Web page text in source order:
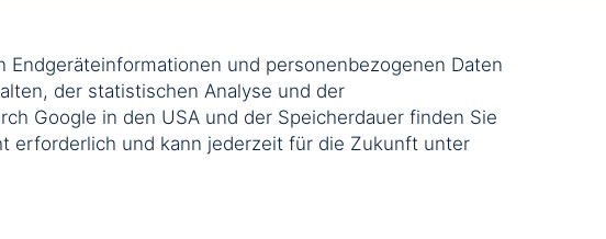
und personenbezogenen Daten
der statistischen Analyse und der
Google in den USA und der Speicherdauer finden Sie
erforderlich und kann jederzeit für die Zukunft unter